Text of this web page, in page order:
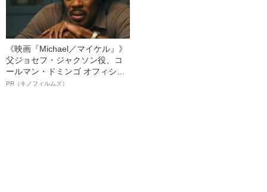
《映画『Michael／マイケル』》
父ジョセフ・ジャクソン役、コ
ールマン・ドミンゴ オフィシャ
ルインタビュー“観客を魅了した
PR（キノフィルムズ）